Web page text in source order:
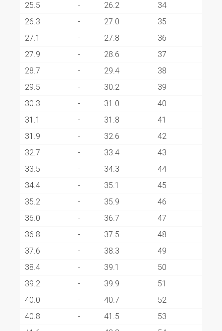
25.5
- 26.2
34
26.3
- 27.0
35
27.1
- 27.8
36
27.9
- 28.6
37
28.7
- 29.4
38
29.5
- 30.2
39
30.3
- 31.0
40
31.1
- 31.8
41
31.9
- 32.6
42
32.7
- 33.4
43
33.5
- 34.3
44
34.4
- 35.1
45
35.2
- 35.9
46
36.0
- 36.7
47
36.8
- 37.5
48
37.6
- 38.3
49
38.4
- 39.1
50
39.2
- 39.9
51
40.0
- 40.7
52
40.8
- 41.5
53